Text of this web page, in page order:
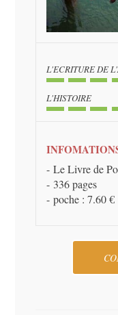
L'ECRITURE DE
L'HISTOIRE
Le Livre de
336 pages
poche : 7.60 €